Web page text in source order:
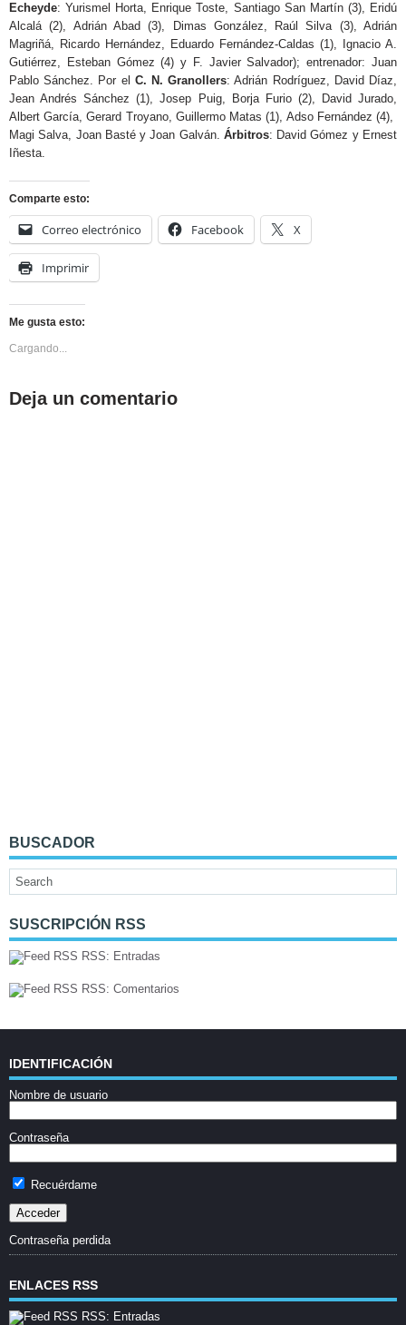
Echeyde: Yurismel Horta, Enrique Toste, Santiago San Martín (3), Eridú
Alcalá (2), Adrián Abad (3), Dimas González, Raúl Silva (3), Adrián
Magriñá, Ricardo Hernández, Eduardo Fernández-Caldas (1), Ignacio A.
Gutiérrez, Esteban Gómez (4) y F. Javier Salvador); entrenador: Juan
Pablo Sánchez. Por el C. N. Granollers: Adrián Rodríguez, David Díaz,
Jean Andrés Sánchez (1), Josep Puig, Borja Furio (2), David Jurado,
Albert García, Gerard Troyano, Guillermo Matas (1), Adso Fernández (4),
Magi Salva, Joan Basté y Joan Galván. Árbitros: David Gómez y Ernest
Iñesta.
Comparte esto:
Correo electrónico Facebook X
Imprimir
Me gusta esto:
Cargando...
Deja un comentario
BUSCADOR
SUSCRIPCIÓN RSS
RSS: Entradas
RSS: Comentarios
IDENTIFICACIÓN
Nombre de usuario
Contraseña
Recuérdame
Contraseña perdida
ENLACES RSS
RSS: Entradas